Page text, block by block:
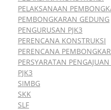
PELAKSANAAN
PEMBONGKARAN GEDUNG
PENGURUSAN PJK3
PERENCANA KONSTRUKSI
PERENCANA
PERSYARATAN
PJK3
SIMBG
SKK
SLF